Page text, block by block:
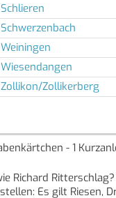
Schlieren
Schwerzenbach
Weiningen
Wiesendangen
Zollikon/Zollikerberg
- 1
Richard
Es gilt Riesen,